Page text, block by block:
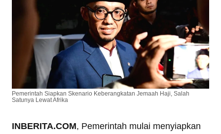
Pemerintah Siapkan Skenario Keberangkatan Jemaah Haji, Salah
Satunya Lewat Afrika
INBERITA.COM, Pemerintah mulai menyiapkan